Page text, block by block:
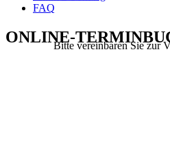
FAQ
ONLINE-Bitte vereinbaren Sie zur